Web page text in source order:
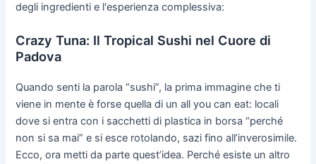
degli ingredienti e l'esperienza complessiva:
Crazy Tuna: Il Tropical Sushi nel Cuore di
Padova
Quando senti la parola “sushi”, la prima immagine che ti
viene in mente è forse quella di un all you can eat: locali
dove si entra con i sacchetti di plastica in borsa “perché
non si sa mai” e si esce rotolando, sazi fino all’inverosimile.
Ecco, ora metti da parte quest’idea. Perché esiste un altro